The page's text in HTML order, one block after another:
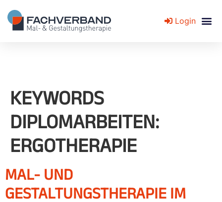
Login
KEYWORDS
DIPLOMARBEITEN:
ERGOTHERAPIE
MAL- UND
GESTALTUNGSTHERAPIE IM